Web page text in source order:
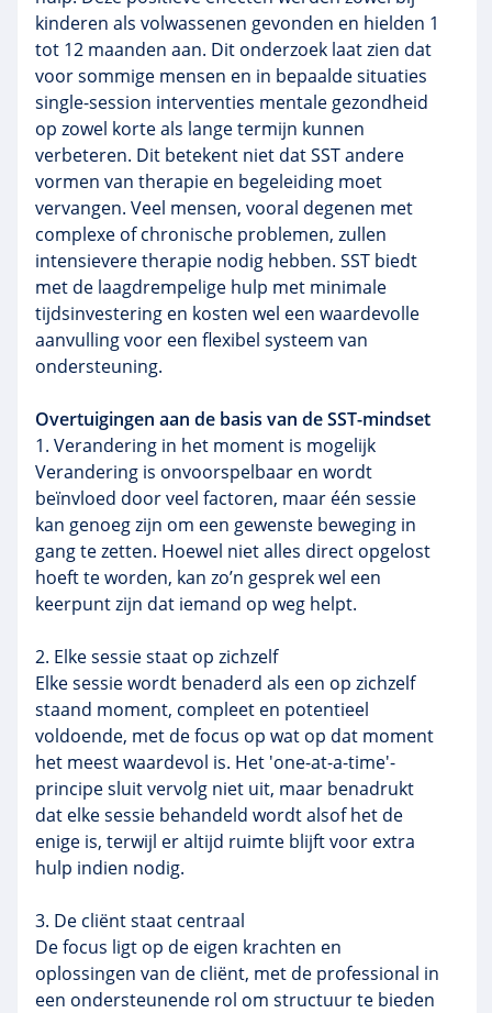
kinderen als volwassenen gevonden en hielden 1
tot 12 maanden aan. Dit onderzoek laat zien dat
voor sommige mensen en in bepaalde situaties
single-session interventies mentale gezondheid
op zowel korte als lange termijn kunnen
verbeteren. Dit betekent niet dat SST andere
vormen van therapie en begeleiding moet
vervangen. Veel mensen, vooral degenen met
complexe of chronische problemen, zullen
intensievere therapie nodig hebben. SST biedt
met de laagdrempelige hulp met minimale
tijdsinvestering en kosten wel een waardevolle
aanvulling voor een flexibel systeem van
ondersteuning.
Overtuigingen aan de basis van de SST-mindset
1. Verandering in het moment is mogelijk
Verandering is onvoorspelbaar en wordt
beïnvloed door veel factoren, maar één sessie
kan genoeg zijn om een gewenste beweging in
gang te zetten. Hoewel niet alles direct opgelost
hoeft te worden, kan zo’n gesprek wel een
keerpunt zijn dat iemand op weg helpt.
2. Elke sessie staat op zichzelf
Elke sessie wordt benaderd als een op zichzelf
staand moment, compleet en potentieel
voldoende, met de focus op wat op dat moment
het meest waardevol is. Het 'one-at-a-time'-
principe sluit vervolg niet uit, maar benadrukt
dat elke sessie behandeld wordt alsof het de
enige is, terwijl er altijd ruimte blijft voor extra
hulp indien nodig.
3. De cliënt staat centraal
De focus ligt op de eigen krachten en
oplossingen van de cliënt, met de professional in
een ondersteunende rol om structuur te bieden